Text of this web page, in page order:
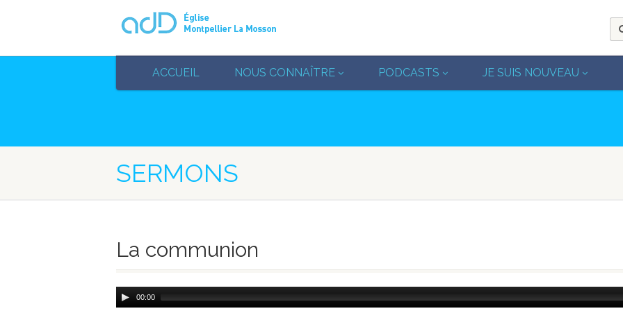
ACCUEIL NOUS CONNAÎTRE PODCASTS JE SUIS NOUVEAU
SERMONS
La communion
Audio
Player
00:00